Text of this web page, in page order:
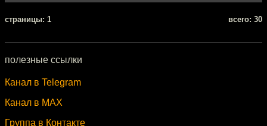
cтраницы: 1 всего: 30
полезные ссылки
Канал в Telegram
Канал в MAX
Группа в Контакте